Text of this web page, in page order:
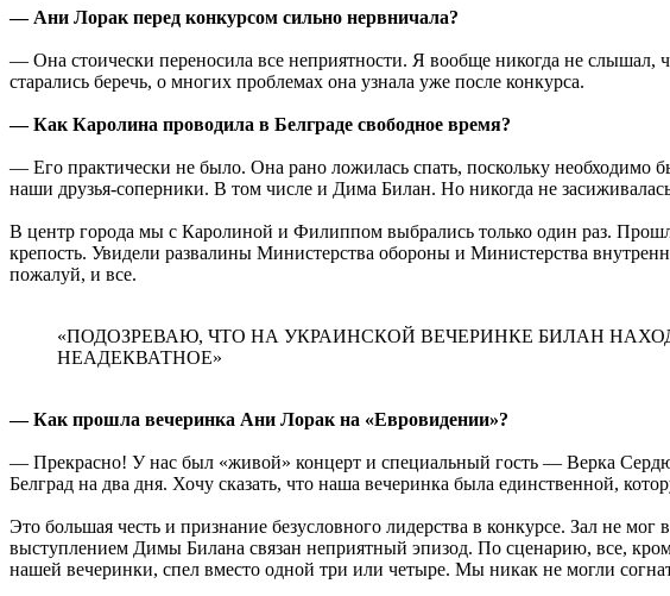
— Ани Лорак перед конкурсом сильно нервничала?
— Она стоически переносила все неприятности. Я вообще никогда не
старались беречь, о многих проблемах она узнала уже после конкурса.
— Как Каролина проводила в Белграде свободное время?
— Его практически не было. Она рано ложилась спать, поскольку необходимо
наши друзья-соперники. В том числе и Дима Билан. Но никогда не
В центр города мы с Каролиной и Филиппом выбрались только один раз.
крепость. Увидели развалины Министерства обороны и Министерства
пожалуй, и все.
«ПОДОЗРЕВАЮ, ЧТО НА УКРАИНСКОЙ ВЕЧЕРИНКЕ БИЛАН
НЕАДЕКВАТНОЕ»
— Как прошла вечеринка Ани Лорак на «Евровидении»?
— Прекрасно! У нас был «живой» концерт и специальный гость — Верка
Белград на два дня. Хочу сказать, что наша вечеринка была единственной,
Это большая честь и признание безусловного лидерства в конкурсе. Зал не
выступлением Димы Билана связан неприятный эпизод. По сценарию, все,
нашей вечеринки, спел вместо одной три или четыре. Мы никак не могли